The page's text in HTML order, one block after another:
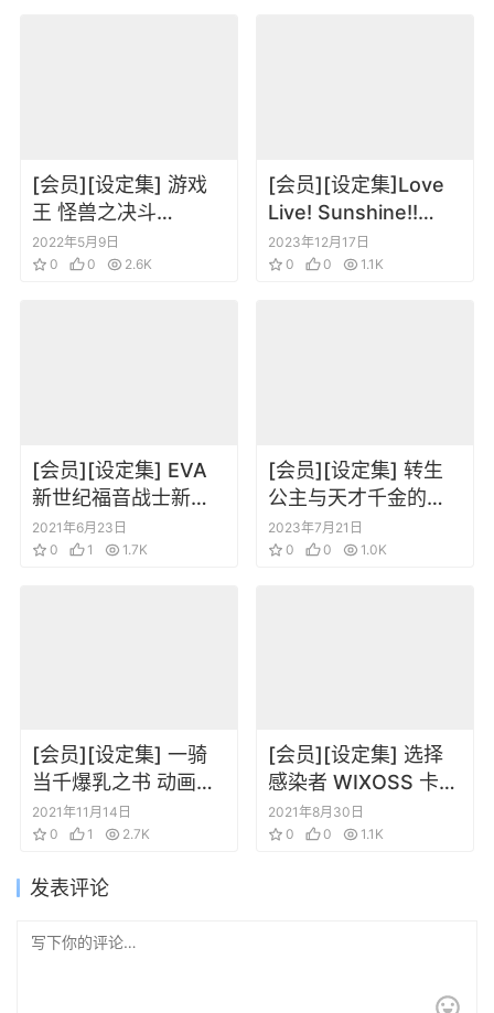
[会员][设定集] 游戏
王 怪兽之决斗
Animation Complete
Guide 千年的记忆
2022年5月9日
0
0 2.6K
[会员][设定集]Love
Live! Sunshine!!
Aqours Stage
Costume Book
2023年12月17日
0
0 1.1K
[会员][设定集] EVA
新世纪福音战士新劇
場版：Q 記録集
EVANGELION 3.0
2021年6月23日
0
1 1.7K
[会员][设定集] 转生
公主与天才千金的魔
法革命动画公式设定
集[DL版]
2023年7月21日
0
0 1.0K
[会员][设定集] 一骑
当千爆乳之书 动画画
集
2021年11月14日
0
1 2.7K
[会员][设定集] 选择
感染者 WIXOSS 卡牌
设定2
2021年8月30日
0
0 1.1K
发表评论